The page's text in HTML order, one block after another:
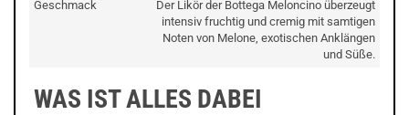
Geschmack
Der Likör der Bottega Meloncino überzeugt
intensiv fruchtig und cremig mit samtigen
Noten von Melone, exotischen Anklängen
und Süße.
WAS IST ALLES DABEI